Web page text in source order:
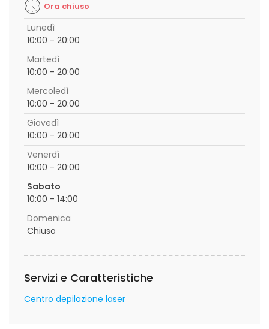
Ora chiuso
Lunedì
10:00 - 20:00
Martedì
10:00 - 20:00
Mercoledì
10:00 - 20:00
Giovedì
10:00 - 20:00
Venerdì
10:00 - 20:00
Sabato
10:00 - 14:00
Domenica
Chiuso
Servizi e Caratteristiche
Centro depilazione laser